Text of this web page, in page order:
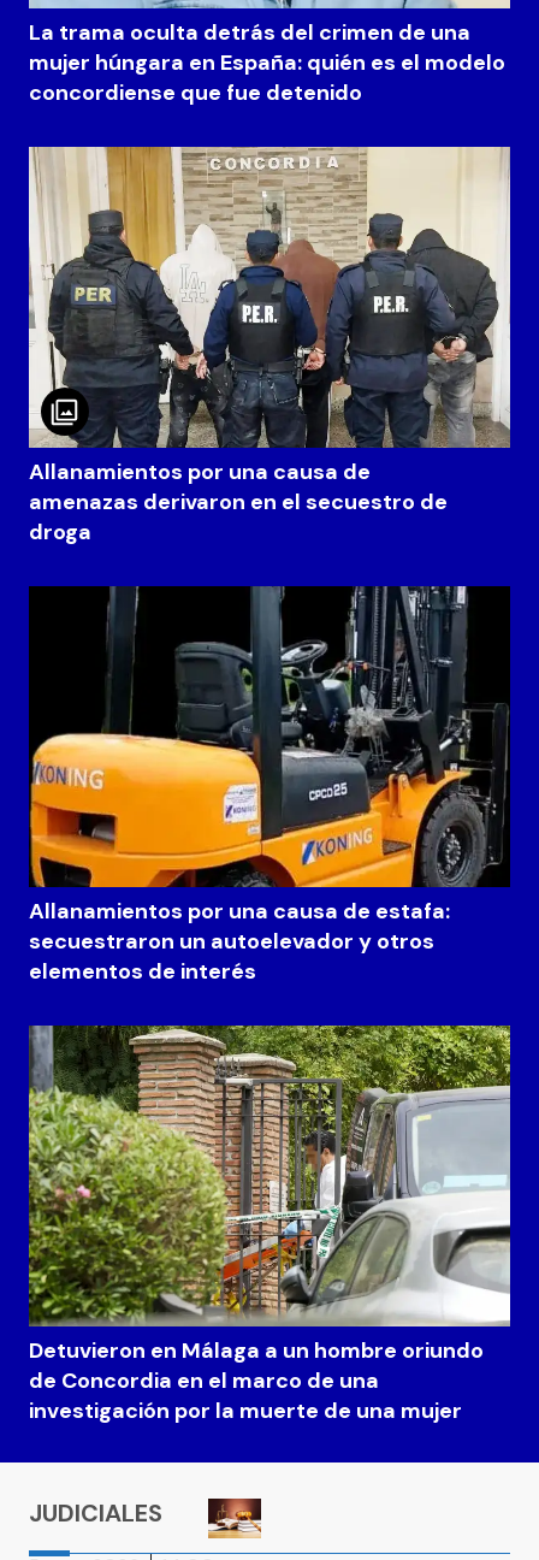
La trama oculta detrás del crimen de una
mujer húngara en España: quién es el modelo
concordiense que fue detenido
Allanamientos por una causa de
amenazas derivaron en el secuestro de
droga
Allanamientos por una causa de estafa:
secuestraron un autoelevador y otros
elementos de interés
Detuvieron en Málaga a un hombre oriundo
de Concordia en el marco de una
investigación por la muerte de una mujer
JUDICIALES